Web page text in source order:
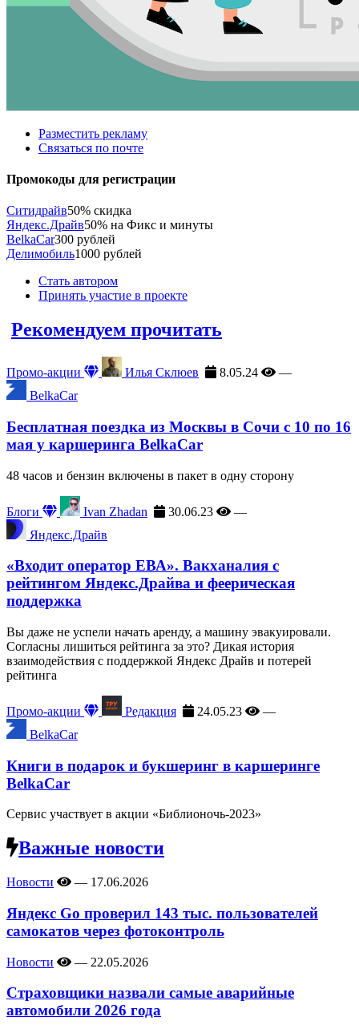
Разместить рекламу
Связаться по почте
Промокоды для регистрации
Ситидрайв50% скидка
Яндекс.Драйв50% на Фикс и минуты
BelkaCar300 рублей
Делимобиль1000 рублей
Стать автором
Принять участие в проекте
Рекомендуем прочитать
Промо-акции Илья Склюев 8.05.24
—
BelkaCar
Бесплатная поездка из Москвы в Сочи с 10 по 16
мая у каршеринга BelkaCar
48 часов и бензин включены в пакет в одну сторону
Блоги Ivan Zhadan 30.06.23
—
Яндекс.Драйв
«Входит оператор ЕВА». Вакханалия с
рейтингом Яндекс.Драйва и феерическая
поддержка
Вы даже не успели начать аренду, а машину эвакуировали.
Согласны лишиться рейтинга за это? Дикая история
взаимодействия с поддержкой Яндекс Драйв и потерей
рейтинга
Промо-акции Редакция 24.05.23
—
BelkaCar
Книги в подарок и букшеринг в каршеринге
BelkaCar
Сервис участвует в акции «Библионочь-2023»
Важные новости
Новости — 17.06.2026
Яндекс Go проверил 143 тыс. пользователей
самокатов через фотоконтроль
Новости — 22.05.2026
Страховщики назвали самые аварийные
автомобили 2026 года